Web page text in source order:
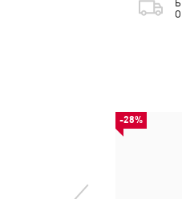
-28%